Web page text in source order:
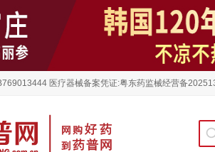
医疗器械备案凭证:粤东药监械经营备